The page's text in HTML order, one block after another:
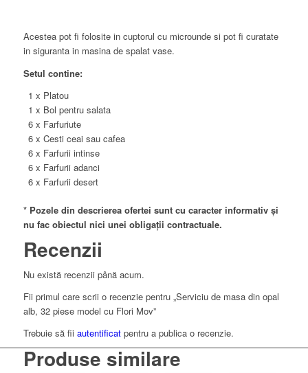
Acestea pot fi folosite in cuptorul cu microunde si pot fi curatate
in siguranta in masina de spalat vase.
Setul contine:
1 x Platou
1 x Bol pentru salata
6 x Farfuriute
6 x Cesti ceai sau cafea
6 x Farfurii intinse
6 x Farfurii adanci
6 x Farfurii desert
* Pozele din descrierea ofertei sunt cu caracter informativ și
nu fac obiectul nici unei obligații contractuale.
Recenzii
Nu există recenzii până acum.
Fii primul care scrii o recenzie pentru „Serviciu de masa din opal
alb, 32 piese model cu Flori Mov”
Trebuie să fii autentificatpentru a publica o recenzie.
Produse similare